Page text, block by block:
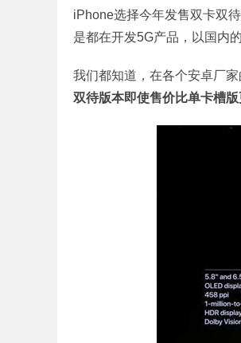
iPhone选择今年发售双卡双
是都在开发5G产品，以国内
我们都知道，在各个安卓厂家
双待版本即使售价比单卡槽